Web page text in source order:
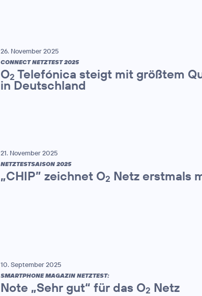
26. November 2025
CONNECT NETZTEST 2025
O2 Telefónica steigt mit größtem
in Deutschland
21. November 2025
NETZTESTSAISON 2025
„CHIP” zeichnet O2 Netz erstmals
10. September 2025
SMARTPHONE MAGAZIN NETZTEST:
Note „Sehr gut“ für das O2 Netz